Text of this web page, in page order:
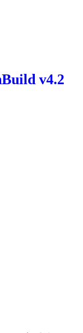
v4.2